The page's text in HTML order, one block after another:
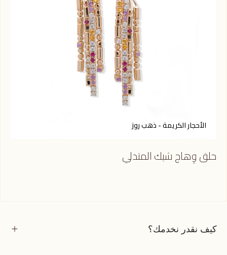
الأحجار الكريمة - ذهب روز
حلق وِهاج شيك المتدلي
كيف نقدر نخدمك؟